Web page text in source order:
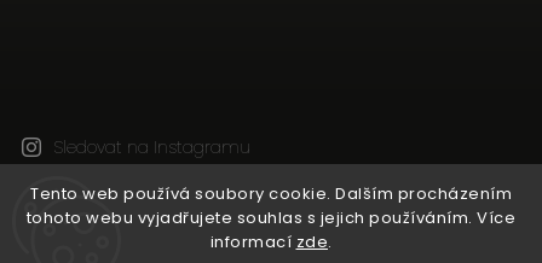
Tento web používá soubory cookie. Dalším procházením
tohoto webu vyjadřujete souhlas s jejich používáním. Více
informací zde.
Sledovat na Instagramu
Copyright 2026Natural Wine Shop. Všechna práva
vyhrazena.